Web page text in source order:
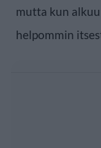
mutta kun
helpommin